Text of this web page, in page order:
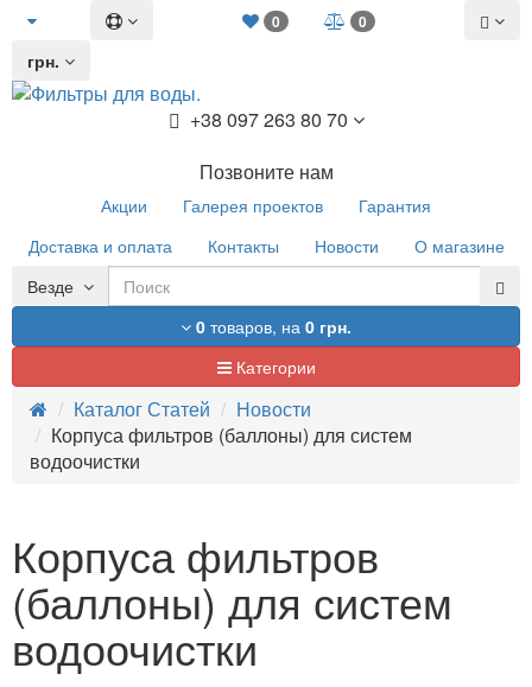
грн.
0 0
+38 097 263 80 70
Позвоните нам
Акции Галерея проектов
Гарантия
Доставка и оплата
Контакты Новости
О магазине
Везде
0 товаров, на 0 грн.
Категории
Каталог Статей
Новости
Корпуса фильтров (баллоны) для систем
водоочистки
Корпуса фильтров
(баллоны) для систем
водоочистки